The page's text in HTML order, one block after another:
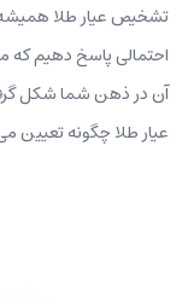
تشخیص عیار طلا
احتمالی پاسخ دهیم
آن در ذهن شما شکل
عیار طلا چگونه تعیین